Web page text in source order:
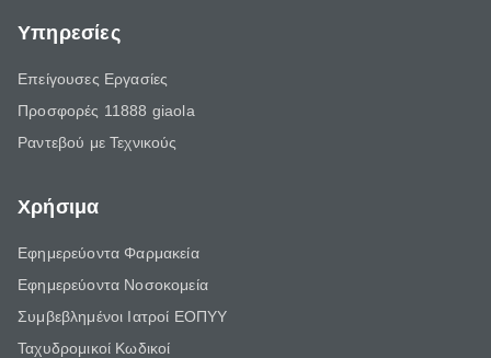
Υπηρεσίες
Επείγουσες Εργασίες
Προσφορές 11888 giaola
Ραντεβού με Τεχνικούς
Χρήσιμα
Εφημερεύοντα Φαρμακεία
Εφημερεύοντα Νοσοκομεία
Συμβεβλημένοι Ιατροί ΕΟΠΥΥ
Ταχυδρομικοί Κωδικοί